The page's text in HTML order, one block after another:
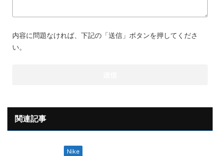
内容に問題なければ、下記の「送信」ボタンを押してくださ
い。
関連記事
Nike